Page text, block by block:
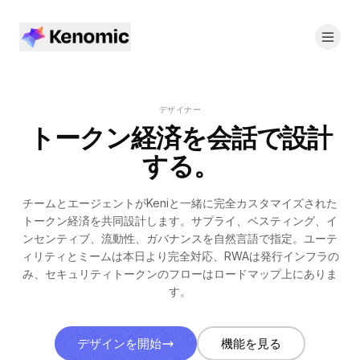
デザイナー
トークン経済を会話で設計
する。
チームとエージェントがKeniと一緒に完全カスタマイズされた
トークン経済を共同設計します。サプライ、ベスティング、イ
ンセンティブ、流動性、ガバナンスを自然言語で指定。ユーテ
ィリティとミームは本日より完全対応、RWAは発行インフラの
み、セキュリティトークンのフローはロードマップ上にありま
す。
デザインを開始 機能を見る